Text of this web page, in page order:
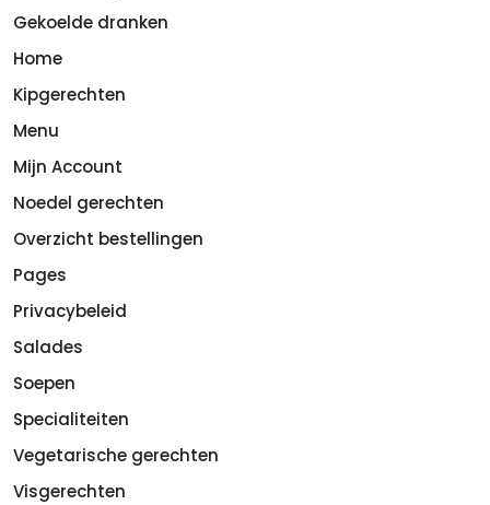
Gekoelde dranken
Home
Kipgerechten
Menu
Mijn Account
Noedel gerechten
Overzicht bestellingen
Pages
Privacybeleid
Salades
Soepen
Specialiteiten
Vegetarische gerechten
Visgerechten